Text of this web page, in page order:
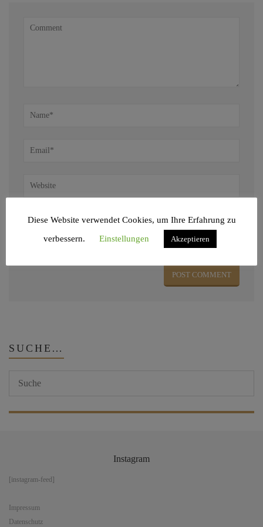
Name, E-Mail-Adresse und Website in diesem Browser für meinen nächsten
SUCHE…
Instagram
[instagram-feed]
Impressum
Datenschutz
Diese Website verwendet Cookies, um Ihre Erfahrung zu
verbessern.
Einstellungen Akzeptieren